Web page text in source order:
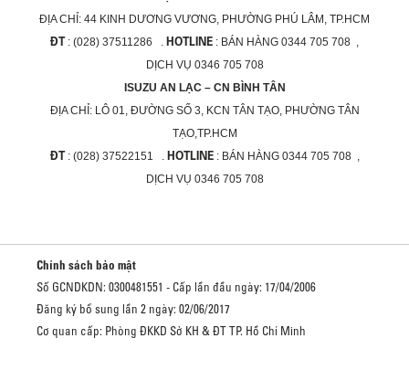
ĐỊA CHỈ: 44 KINH DƯƠNG VƯƠNG, PHƯỜNG PHÚ LÂM, TP.HCM
ĐT: (028) 37511286 . HOTLINE : BÁN HÀNG 0344 705 708 ,
DỊCH VỤ 0346 705 708
ISUZU AN LẠC – CN BÌNH TÂN
ĐỊA CHỈ: LÔ 01, ĐƯỜNG SỐ 3, KCN TÂN TẠO, PHƯỜNG TÂN
TẠO,TP.HCM
ĐT: (028) 37522151 .HOTLINE: BÁN HÀNG 0344 705 708 ,
DỊCH VỤ 0346 705 708
Chính sách bảo mật
Số GCNDKDN: 0300481551 - Cấp lần đầu ngày: 17/04/2006
Đăng ký bổ sung lần 2 ngày: 02/06/2017
Cơ quan cấp: Phòng ĐKKD Sở KH & ĐT TP. Hồ Chí Minh